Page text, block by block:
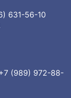
631-56-10
(989) 972-88-